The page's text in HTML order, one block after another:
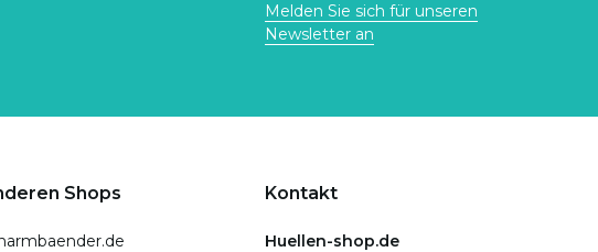
Melden Sie sich für unseren
Newsletter an
Shops Kontakt
Huellen-shop.de